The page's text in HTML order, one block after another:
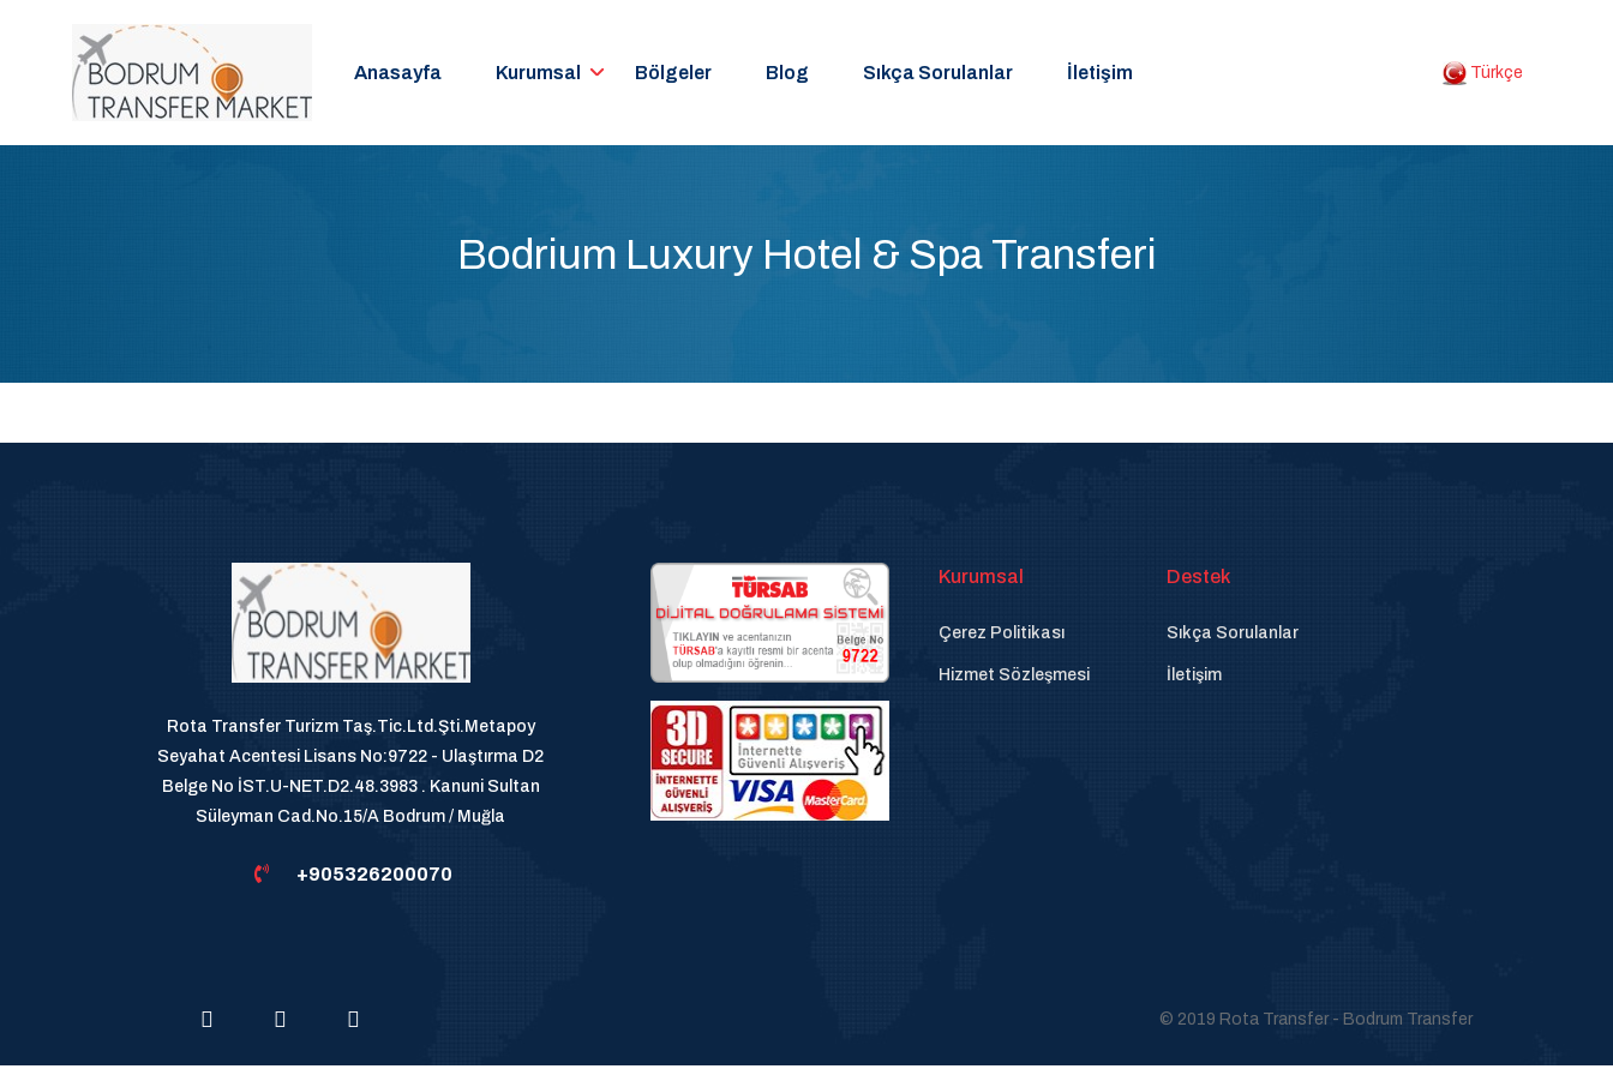
Anasayfa Kurumsal Bölgeler Blog Sıkça Sorulanlar İletişim Türkçe
Bodrium Luxury Hotel & Spa Transferi
Rota Transfer Turizm Taş.Tic.Ltd.Şti.Metapoy
Seyahat Acentesi Lisans No:9722 - Ulaştırma D2
Belge No İST.U-NET.D2.48.3983 . Kanuni Sultan
Süleyman Cad.No.15/A Bodrum / Muğla
+905326200070
Kurumsal
Çerez Politikası
Hizmet Sözleşmesi
Destek
Sıkça Sorulanlar
İletişim
© 2019 Rota Transfer - Bodrum Transfer